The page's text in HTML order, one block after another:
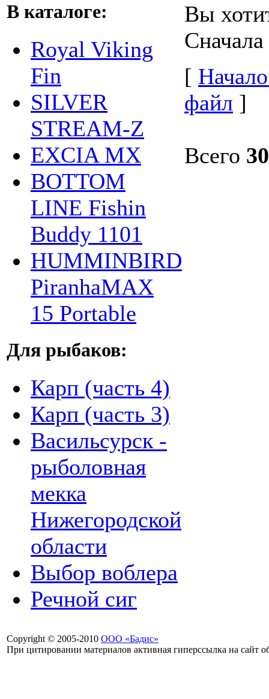
В каталоге:
Royal Viking
Fin
SILVER
STREAM-Z
EXCIA MX
BOTTOM
LINE Fishin
Buddy 1101
HUMMINBIRD
PiranhaMAX
15 Portable
Для рыбаков:
Карп (часть 4)
Карп (часть 3)
Васильсурск -
рыболовная
мекка
Нижегородской
области
Выбор воблера
Речной сиг
Вы
[
файл ]
Всего
Copyright © 2005-2010 ООО «Бадис»
При цитировании материалов активная гиперссылка на сайт